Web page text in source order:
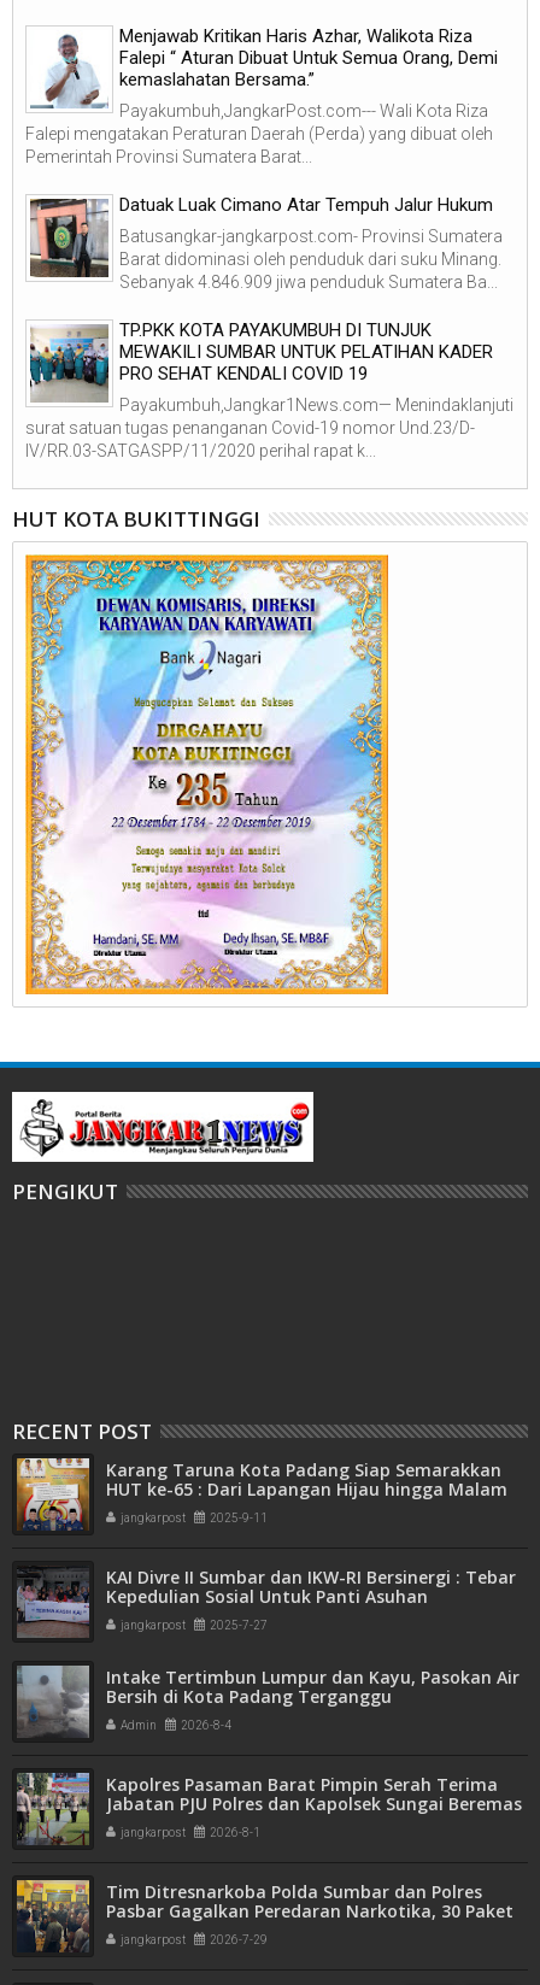
Menjawab Kritikan Haris Azhar, Walikota Riza
Falepi “ Aturan Dibuat Untuk Semua Orang, Demi
kemaslahatan Bersama.”
Payakumbuh,JangkarPost.com--- Wali Kota Riza
Falepi mengatakan Peraturan Daerah (Perda) yang dibuat oleh
Pemerintah Provinsi Sumatera Barat...
Datuak Luak Cimano Atar Tempuh Jalur Hukum
Batusangkar-jangkarpost.com- Provinsi Sumatera
Barat didominasi oleh penduduk dari suku Minang.
Sebanyak 4.846.909 jiwa penduduk Sumatera Ba...
TP.PKK KOTA PAYAKUMBUH DI TUNJUK
MEWAKILI SUMBAR UNTUK PELATIHAN KADER
PRO SEHAT KENDALI COVID 19
Payakumbuh,Jangkar1News.com— Menindaklanjuti
surat satuan tugas penanganan Covid-19 nomor Und.23/D-
IV/RR.03-SATGASPP/11/2020 perihal rapat k...
HUT KOTA BUKITTINGGI
PENGIKUT
RECENT POST
Karang Taruna Kota Padang Siap Semarakkan
HUT ke-65 : Dari Lapangan Hijau hingga Malam
Kebersamaan
jangkarpost 2025-9-11
KAI Divre II Sumbar dan IKW-RI Bersinergi : Tebar
Kepedulian Sosial Untuk Panti Asuhan
jangkarpost 2025-7-27
Intake Tertimbun Lumpur dan Kayu, Pasokan Air
Bersih di Kota Padang Terganggu
Admin 2026-8-4
Kapolres Pasaman Barat Pimpin Serah Terima
Jabatan PJU Polres dan Kapolsek Sungai Beremas
jangkarpost 2026-8-1
Tim Ditresnarkoba Polda Sumbar dan Polres
Pasbar Gagalkan Peredaran Narkotika, 30 Paket
Ganja Kering Siap Edar Disita
jangkarpost 2026-7-29